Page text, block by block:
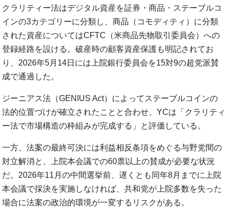
クラリティー法はデジタル資産を証券・商品・ステーブルコ
インの3カテゴリーに分類し、商品（コモディティ）に分類
された資産についてはCFTC（米商品先物取引委員会）への
登録経路を設ける。破産時の顧客資産保護も明記されてお
り、2026年5月14日には上院銀行委員会を15対9の超党派賛
成で通過した。
ジーニアス法（GENIUS Act）によってステーブルコインの
法的位置づけが確立されたことと合わせ、YCは「クラリティ
ー法で市場構造の枠組みが完成する」と評価している。
一方、法案の最終可決には利益相反条項をめぐる与野党間の
対立解消と、上院本会議での60票以上の賛成が必要な状況
だ。2026年11月の中間選挙前、遅くとも同年8月までに上院
本会議で採決を実施しなければ、共和党が上院多数を失った
場合に法案の政治的環境が一変するリスクがある。